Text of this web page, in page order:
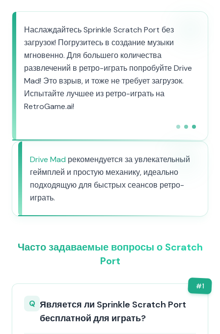
Наслаждайтесь Sprinkle Scratch Port без
загрузок! Погрузитесь в создание музыки
мгновенно. Для большего количества
развлечений в ретро-играть попробуйте Drive
Mad! Это взрыв, и тоже не требует загрузок.
Испытайте лучшее из ретро-играть на
RetroGame.ai!
Drive Mad рекомендуется за увлекательный
геймплей и простую механику, идеально
подходящую для быстрых сеансов ретро-
играть.
Часто задаваемые вопросы о Scratch
Port
#1
Q Является ли Sprinkle Scratch Port
бесплатной для играть?